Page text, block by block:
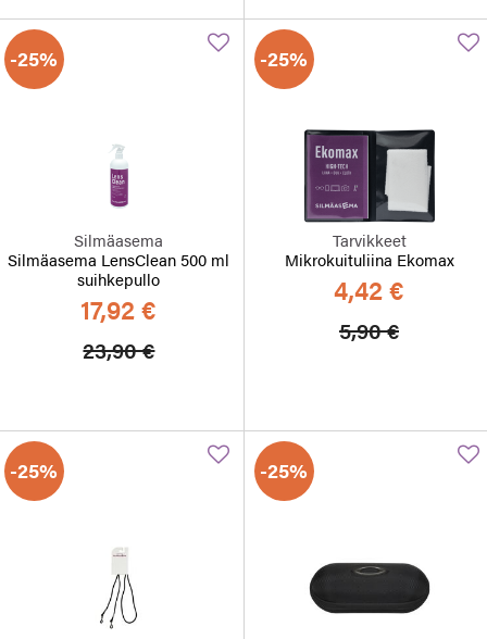
-25%
Silmäasema
Silmäasema LensClean 500 ml
suihkepullo
17,92 €
Hinta alennettu
23,90 €Alennettu hinta
-25%
Tarvikkeet
Mikrokuituliina Ekomax
4,42 €
Hinta
5,90 €
-25% -25%